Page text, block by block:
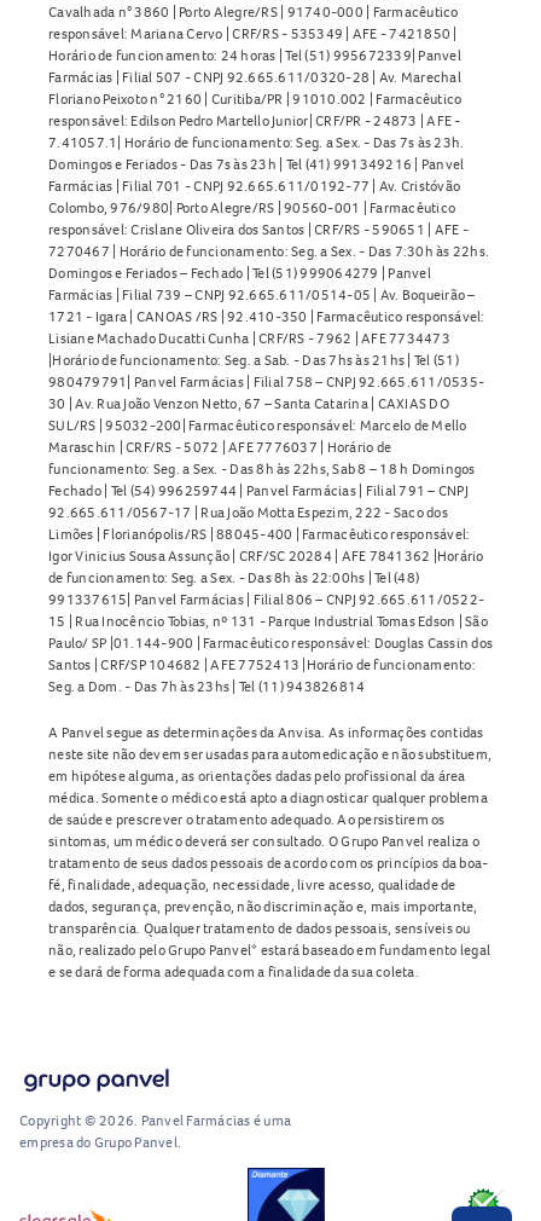
Cavalhada n° 3860 | Porto Alegre/RS | 91740-000 | Farmacêutico
responsável: Mariana Cervo | CRF/RS - 535349 | AFE - 7421850 |
Horário de funcionamento: 24 horas | Tel (51) 995672339| Panvel
Farmácias | Filial 507 - CNPJ 92.665.611/0320-28 | Av. Marechal
Floriano Peixoto n° 2160 | Curitiba/PR | 91010.002 | Farmacêutico
responsável: Edilson Pedro Martello Junior| CRF/PR - 24873 | AFE -
7.41057.1| Horário de funcionamento: Seg. a Sex. - Das 7s às 23h.
Domingos e Feriados - Das 7s às 23h | Tel (41) 991349216 | Panvel
Farmácias | Filial 701 - CNPJ 92.665.611/0192-77 | Av. Cristóvão
Colombo, 976/980| Porto Alegre/RS | 90560-001 | Farmacêutico
responsável: Crislane Oliveira dos Santos | CRF/RS - 590651 | AFE -
7270467 | Horário de funcionamento: Seg. a Sex. - Das 7:30h às 22hs.
Domingos e Feriados – Fechado | Tel (51) 999064279 | Panvel
Farmácias | Filial 739 – CNPJ 92.665.611/0514-05 | Av. Boqueirão –
1721 - Igara | CANOAS /RS | 92.410-350 | Farmacêutico responsável:
Lisiane Machado Ducatti Cunha | CRF/RS - 7962 | AFE 7734473
|Horário de funcionamento: Seg. a Sab. - Das 7hs às 21hs | Tel (51)
980479791| Panvel Farmácias | Filial 758 – CNPJ 92.665.611/0535-
30 | Av. Rua João Venzon Netto, 67 – Santa Catarina | CAXIAS DO
SUL/RS | 95032-200| Farmacêutico responsável: Marcelo de Mello
Maraschin | CRF/RS - 5072 | AFE 7776037 | Horário de
funcionamento: Seg. a Sex. - Das 8h às 22hs, Sab 8 – 18 h Domingos
Fechado | Tel (54) 996259744 | Panvel Farmácias | Filial 791 – CNPJ
92.665.611/0567-17 | Rua João Motta Espezim, 222 - Saco dos
Limões | Florianópolis/RS | 88045-400 | Farmacêutico responsável:
Igor Vinicius Sousa Assunção | CRF/SC 20284 | AFE 7841362 |Horário
de funcionamento: Seg. a Sex. - Das 8h às 22:00hs | Tel (48)
991337615| Panvel Farmácias | Filial 806 – CNPJ 92.665.611/0522-
15 | Rua Inocêncio Tobias, nº 131 - Parque Industrial Tomas Edson | São
Paulo/ SP |01.144-900 | Farmacêutico responsável: Douglas Cassin dos
Santos | CRF/SP 104682 | AFE 7752413 |Horário de funcionamento:
Seg. a Dom. - Das 7h às 23hs | Tel (11) 943826814
A Panvel segue as determinações da Anvisa. As informações contidas
neste site não devem ser usadas para automedicação e não substituem,
em hipótese alguma, as orientações dadas pelo profissional da área
médica. Somente o médico está apto a diagnosticar qualquer problema
de saúde e prescrever o tratamento adequado. Ao persistirem os
sintomas, um médico deverá ser consultado. O Grupo Panvel realiza o
tratamento de seus dados pessoais de acordo com os princípios da boa-
fé, finalidade, adequação, necessidade, livre acesso, qualidade de
dados, segurança, prevenção, não discriminação e, mais importante,
transparência. Qualquer tratamento de dados pessoais, sensíveis ou
não, realizado pelo Grupo Panvel* estará baseado em fundamento legal
e se dará de forma adequada com a finalidade da sua coleta.
Copyright © 2026. Panvel Farmácias é uma
empresa do Grupo Panvel.